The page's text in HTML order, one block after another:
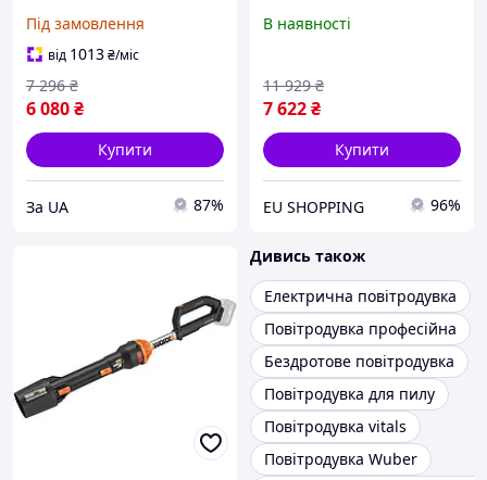
Під замовлення
від 1013₴/міс
6 080₴
7 296 ₴
Купити
За UA 87%
В наявності
7 622₴
11 929 ₴
Купити
EU SHOPPING 96%
Дивись також
Електрична повітродувка
Повітродувка професійна
Бездротове повітродувка
Повітродувка для пилу
Повітродувка vitals
Повітродувка Wuber